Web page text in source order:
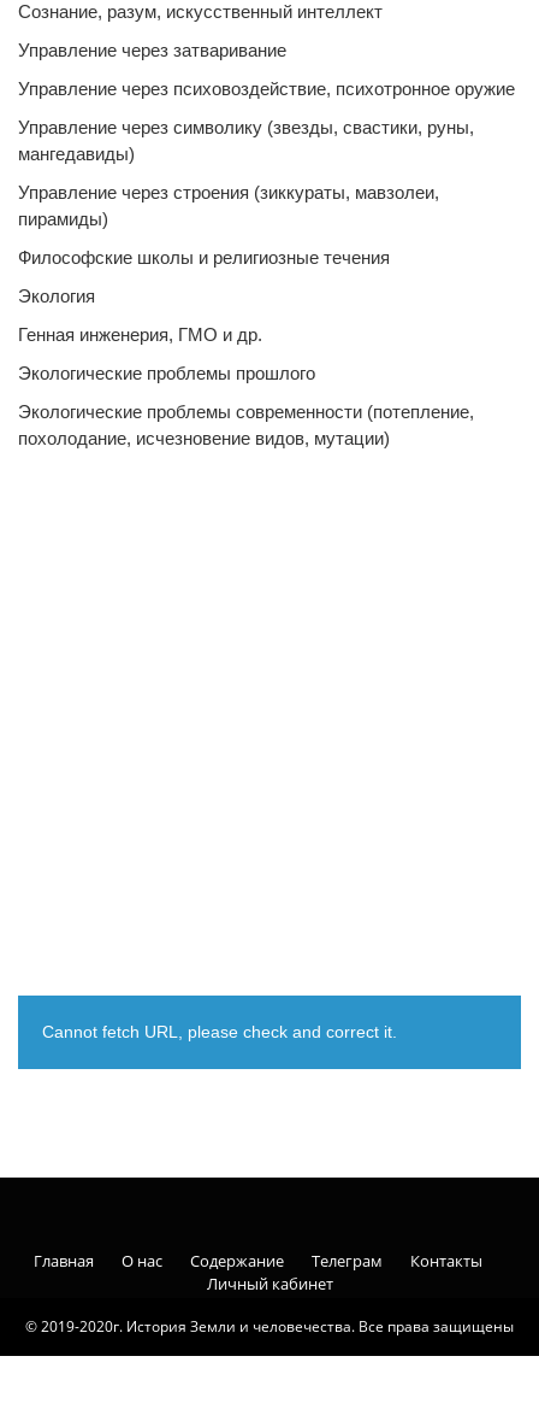
Сознание, разум, искусственный интеллект
Управление через затваривание
Управление через психовоздействие, психотронное оружие
Управление через символику (звезды, свастики, руны,
мангедавиды)
Управление через строения (зиккураты, мавзолеи,
пирамиды)
Философские школы и религиозные течения
Экология
Генная инженерия, ГМО и др.
Экологические проблемы прошлого
Экологические проблемы современности (потепление,
похолодание, исчезновение видов, мутации)
Cannot fetch URL, please check and correct it.
© 2019-2020г. История Земли и человечества. Все права защищены
Главная О нас Содержание Телеграм
Контакты
Личный кабинет